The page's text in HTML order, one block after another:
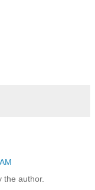
the author.